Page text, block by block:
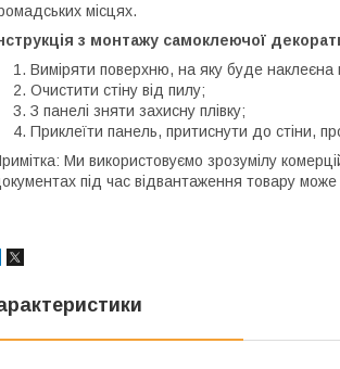
місцях.
з монтажу самоклеючої
Виміряти поверхню, на яку буде наклеєна
Очистити стіну від пилу;
З панелі зняти захисну плівку;
Приклеїти панель, притиснути до стіни,
Ми використовуємо зрозумілу
під час відвантаження товару